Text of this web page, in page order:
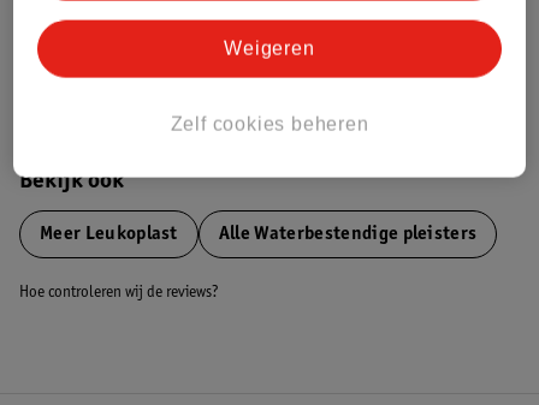
Bekijk ook
Meer Leukoplast Alle Waterbestendige pleisters
Hoe controleren wij de reviews?
Zelf cookies beheren
Weigeren